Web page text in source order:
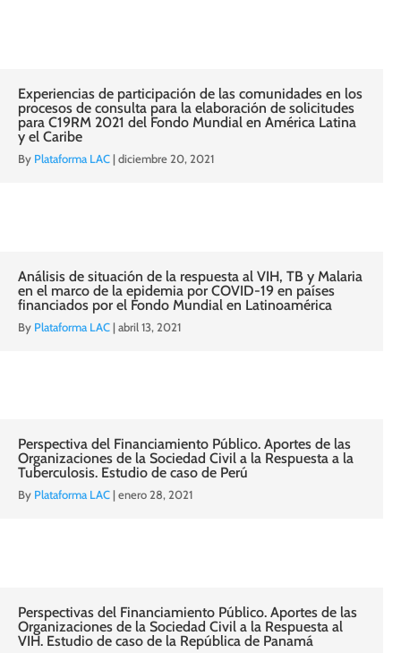
Experiencias de participación de las comunidades en los
procesos de consulta para la elaboración de solicitudes
para C19RM 2021 del Fondo Mundial en América Latina
y el Caribe
By Plataforma LAC| diciembre 20, 2021
Análisis de situación de la respuesta al VIH, TB y Malaria
en el marco de la epidemia por COVID-19 en países
financiados por el Fondo Mundial en Latinoamérica
By Plataforma LAC| abril 13, 2021
Perspectiva del Financiamiento Público. Aportes de las
Organizaciones de la Sociedad Civil a la Respuesta a la
Tuberculosis. Estudio de caso de Perú
By Plataforma LAC| enero 28, 2021
Perspectivas del Financiamiento Público. Aportes de las
Organizaciones de la Sociedad Civil a la Respuesta al
VIH. Estudio de caso de la República de Panamá